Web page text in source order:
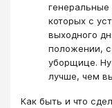
генеральные
которых с
выходного
положении,
уборщице.
лучше, чем
Как быть и что